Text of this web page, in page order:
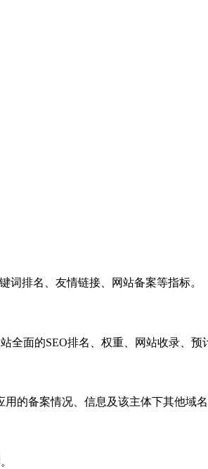
词排名、友情链接、网站备案等指标。
面的SEO排名、权重、网站收录、预
的备案情况、信息及该主体下其他域名